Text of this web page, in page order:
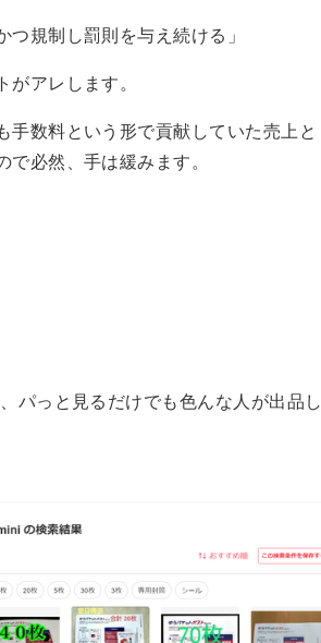
規制し罰則を与え続ける」
アレします。
数料という形で貢献していた売上と
必然、手は緩みます。
パっと見るだけでも色んな人が出品し